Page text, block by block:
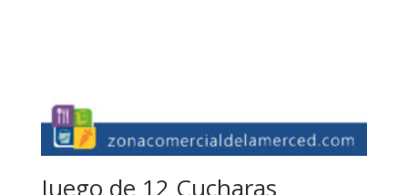
Juego de 12 Cucharas